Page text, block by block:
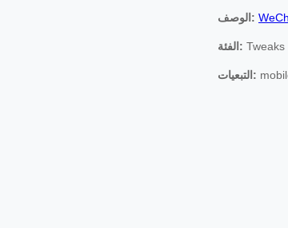
الوصف:
الفئة: Tweaks
التبعيات: